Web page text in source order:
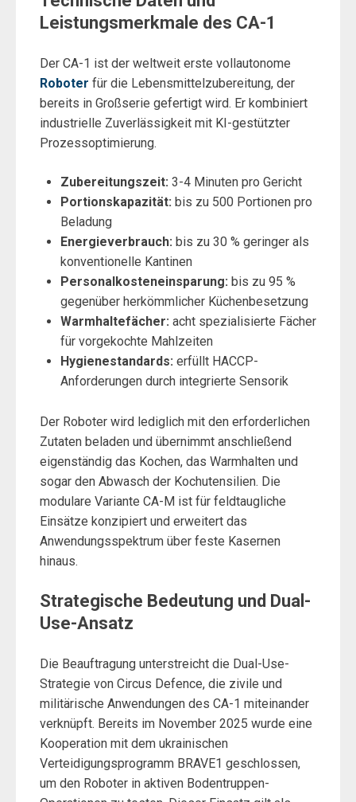
Leistungsmerkmale des CA-1
Der CA-1 ist der weltweit erste vollautonome
Roboter für die Lebensmittelzubereitung, der
bereits in Großserie gefertigt wird. Er kombiniert
industrielle Zuverlässigkeit mit KI-gestützter
Prozessoptimierung.
Zubereitungszeit: 3-4 Minuten pro Gericht
Portionskapazität: bis zu 500 Portionen pro
Beladung
Energieverbrauch: bis zu 30 % geringer als
konventionelle Kantinen
Personalkosteneinsparung: bis zu 95 %
gegenüber herkömmlicher Küchenbesetzung
Warmhaltefächer: acht spezialisierte Fächer
für vorgekochte Mahlzeiten
Hygienestandards: erfüllt HACCP-
Anforderungen durch integrierte Sensorik
Der Roboter wird lediglich mit den erforderlichen
Zutaten beladen und übernimmt anschließend
eigenständig das Kochen, das Warmhalten und
sogar den Abwasch der Kochutensilien. Die
modulare Variante CA-M ist für feldtaugliche
Einsätze konzipiert und erweitert das
Anwendungsspektrum über feste Kasernen
hinaus.
Strategische Bedeutung und Dual-
Use-Ansatz
Die Beauftragung unterstreicht die Dual-Use-
Strategie von Circus Defence, die zivile und
militärische Anwendungen des CA-1 miteinander
verknüpft. Bereits im November 2025 wurde eine
Kooperation mit dem ukrainischen
Verteidigungsprogramm BRAVE1 geschlossen,
um den Roboter in aktiven Bodentruppen-